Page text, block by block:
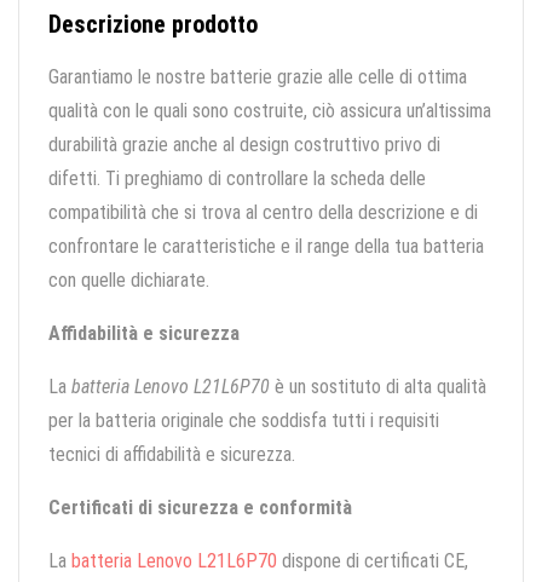
Descrizione prodotto
Garantiamo le nostre batterie grazie alle celle di ottima
qualità con le quali sono costruite, ciò assicura un’altissima
durabilità grazie anche al design costruttivo privo di
difetti. Ti preghiamo di controllare la scheda delle
compatibilità che si trova al centro della descrizione e di
confrontare le caratteristiche e il range della tua batteria
con quelle dichiarate.
Affidabilità e sicurezza
La batteria Lenovo L21L6P70 è un sostituto di alta qualità
per la batteria originale che soddisfa tutti i requisiti
tecnici di affidabilità e sicurezza.
Certificati di sicurezza e conformità
La batteria Lenovo L21L6P70 dispone di certificati CE,